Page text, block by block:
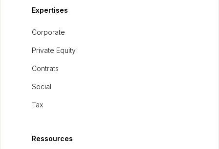
Expertises
Corporate
Private Equity
Contrats
Social
Tax
Ressources